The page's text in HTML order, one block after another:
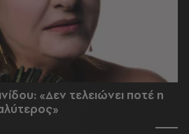
«Δεν τελειώνει ποτέ η